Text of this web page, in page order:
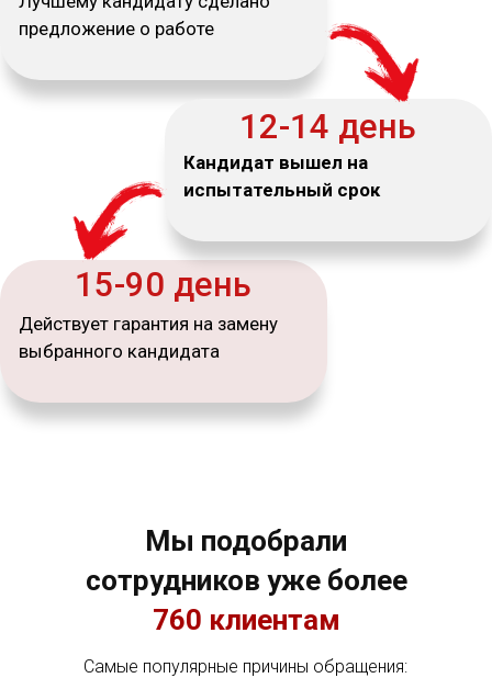
Мы подобрали
сотрудников уже более
760 клиентам
Самые популярные причины обращения: